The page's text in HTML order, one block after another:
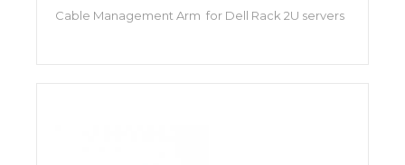
Cable Management Arm for Dell Rack 2U servers